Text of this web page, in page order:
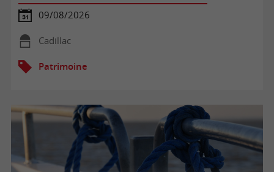
09/08/2026
Cadillac
Patrimoine